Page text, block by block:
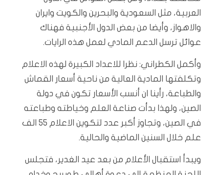
العربية، مثل السعودية والبحرين والكويت وايران
والاهواز، وأيضا من بعض الدول الأجنبية فهناك
عوائل ترسل الدعم المادي لعمل هذه الرايات.
وأكمل الكطراني: نظرا للاعداد الكبيرة لهذه الاعلام
وتكلفتها المادية العالية من ناحية أسعار القماش
والطباعة، رأينا ان أنسب الأسعار تكون في دولة
الصين، ولهذا بدأت صناعة العلم وخياطته وطباعته
في الصين، وتجاوز أكبر عدد لتكوين الاعلام 55 الف
علم خلال السنين الماضية والحالية.
ويبدأ استقبال الأعلام من بعد عيد الغدير، فتجلس